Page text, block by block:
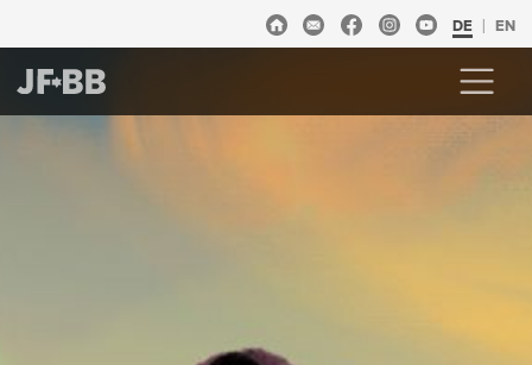
DE EN